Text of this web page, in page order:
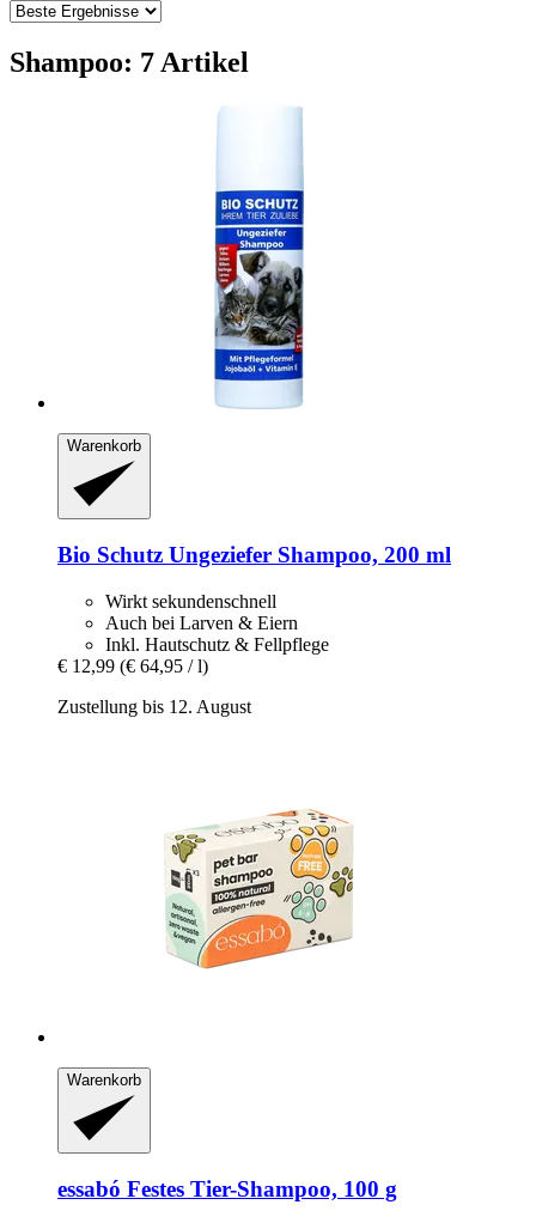
Shampoo: 7 Artikel
Warenkorb
Bio Schutz Ungeziefer Shampoo, 200 ml
Wirkt sekundenschnell
Auch bei Larven & Eiern
Inkl. Hautschutz & Fellpflege
€ 12,99 (€ 64,95 / l)
Zustellung bis 12. August
Warenkorb
essabó Festes Tier-​Shampoo, 100 g